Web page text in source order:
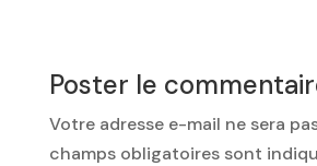
Poster le
Votre adresse e-mail ne sera
champs obligatoires sont